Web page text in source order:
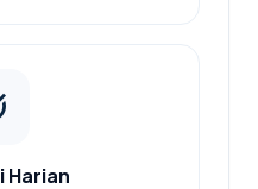
Harian